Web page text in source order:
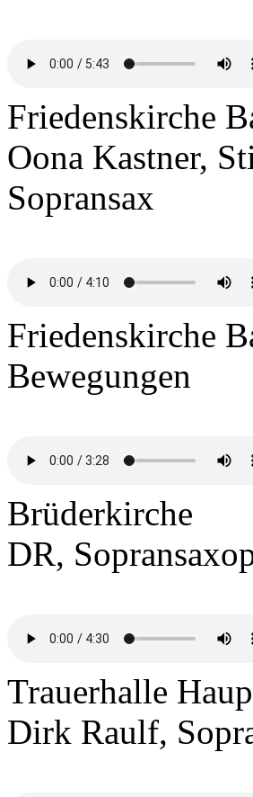
Friedenskirche
Oona Kastner,
Sopransax
Friedenskirche
Bewegungen
Brüderkirche
DR,
Trauerhalle
Dirk Raulf,